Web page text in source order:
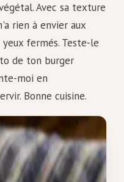
Avec sa texture
rien à envier aux
fermés. Teste-le
de ton burger
moi en
Bonne cuisine.